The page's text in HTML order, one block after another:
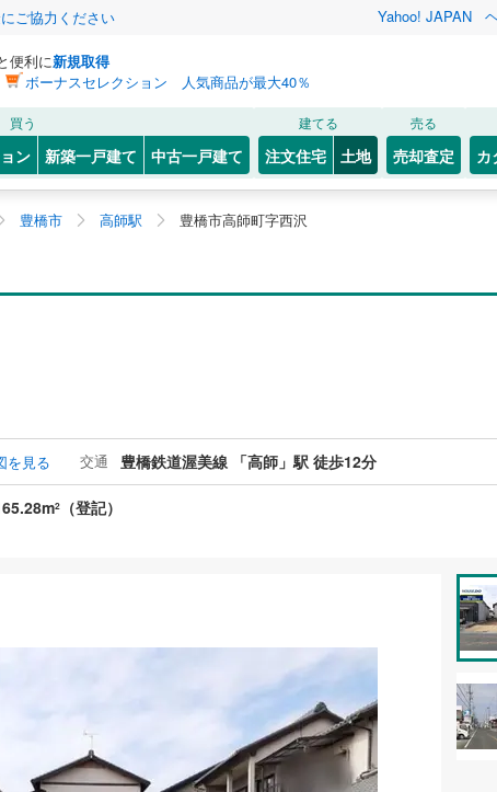
ご協力ください Yahoo! JAPAN
便利に新規取得
ボーナスセレクション 人気商品が最大40％
買う
ン 新築一戸建て 中古一戸建て
建てる
注文住宅 土地
売る
売却査定 カ
豊橋市 高師駅 豊橋市高師町字西沢
を見る 交通 豊橋鉄道渥美線 「高師」駅 徒歩12分
2 （登記）
無料